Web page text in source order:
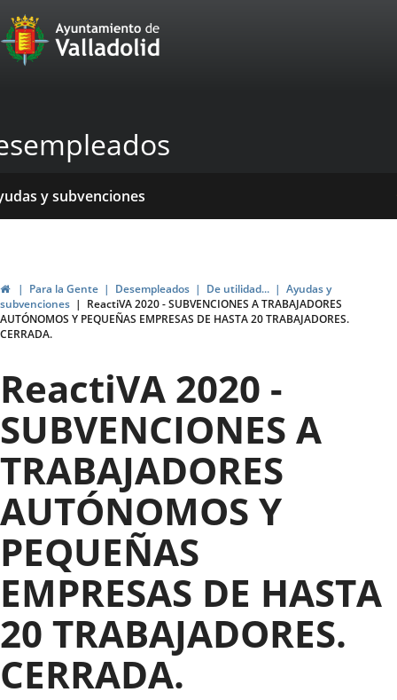
Portal
Web
Ayuntamiento
de
Valladolid
y subvenciones
InicioPara la Gente Desempleados De utilidad...
Ayudas y
subvenciones
ReactiVA 2020 - SUBVENCIONES A TRABAJADORES
AUTÓNOMOS Y PEQUEÑAS EMPRESAS DE HASTA 20 TRABAJADORES.
CERRADA.
ReactiVA 2020 -
SUBVENCIONES A
TRABAJADORES
AUTÓNOMOS Y
PEQUEÑAS
EMPRESAS DE HASTA
20 TRABAJADORES.
CERRADA.